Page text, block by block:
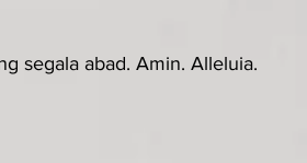
segala abad. Amin. Alleluia.